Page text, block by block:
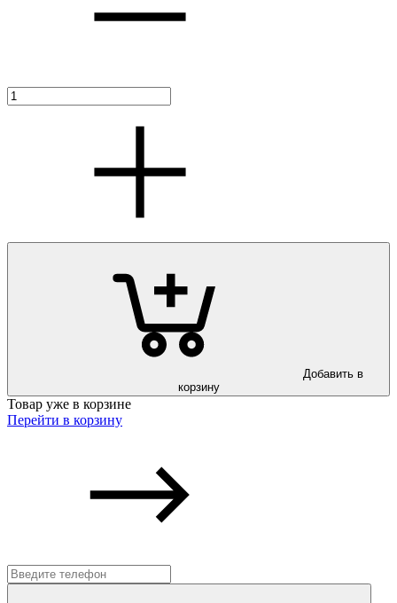
корзину
Товар уже в корзине
Перейти в корзину